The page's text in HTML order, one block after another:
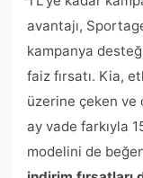
avantajı,
kampanya
faiz fırsatı. Kia,
üzerine çeken ve
ay vade farkıyla
modelini de